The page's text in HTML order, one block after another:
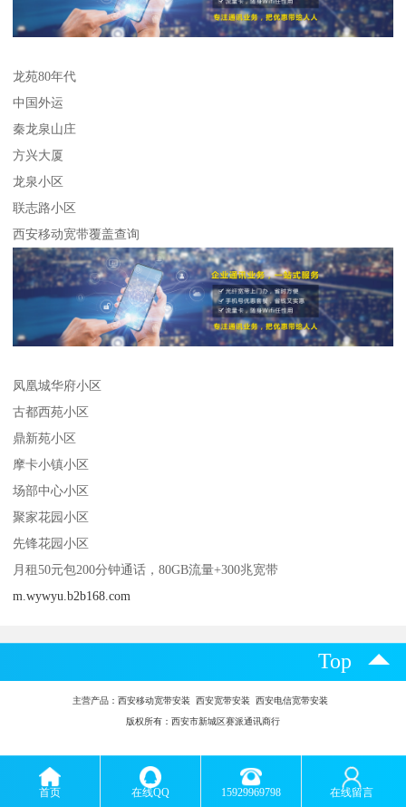
龙苑80年代
中国外运
秦龙泉山庄
方兴大厦
龙泉小区
联志路小区
西安移动宽带覆盖查询
凤凰城华府小区
古都西苑小区
鼎新苑小区
摩卡小镇小区
场部中心小区
聚家花园小区
先锋花园小区
月租50元包200分钟通话，80GB流量+300兆宽带
m.wywyu.b2b168.com
Top
主营产品： 西安移动宽带安装 西安宽带安装 西安电信宽带安装
版权所有：西安市新城区赛派通讯商行
首页 在线QQ 15929969798 在线留言